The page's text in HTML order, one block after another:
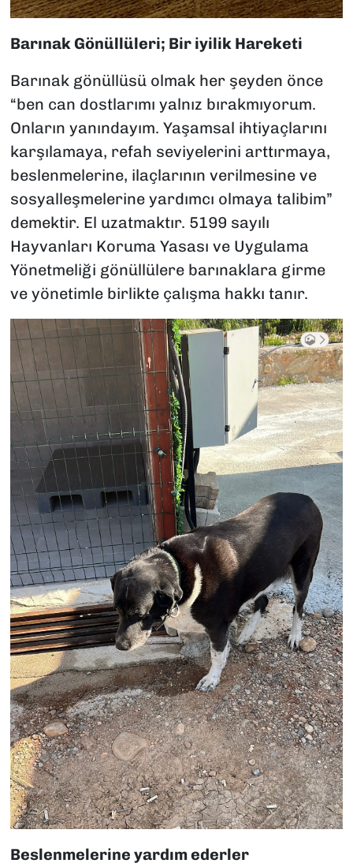
Barınak Gönüllüleri; Bir iyilik Hareketi
Barınak gönüllüsü olmak her şeyden önce
“ben can dostlarımı yalnız bırakmıyorum.
Onların yanındayım. Yaşamsal ihtiyaçlarını
karşılamaya, refah seviyelerini arttırmaya,
beslenmelerine, ilaçlarının verilmesine ve
sosyalleşmelerine yardımcı olmaya talibim”
demektir. El uzatmaktır. 5199 sayılı
Hayvanları Koruma Yasası ve Uygulama
Yönetmeliği gönüllülere barınaklara girme
ve yönetimle birlikte çalışma hakkı tanır.
Beslenmelerine yardım ederler